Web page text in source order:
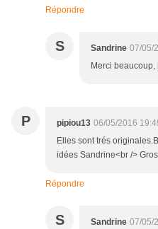
Répondre
S Sandrine 07/05/
Merci
P pipiou13 06/05/2016
Elles sont trés
idées Sandrine<br />
Répondre
S Sandrine 07/05/